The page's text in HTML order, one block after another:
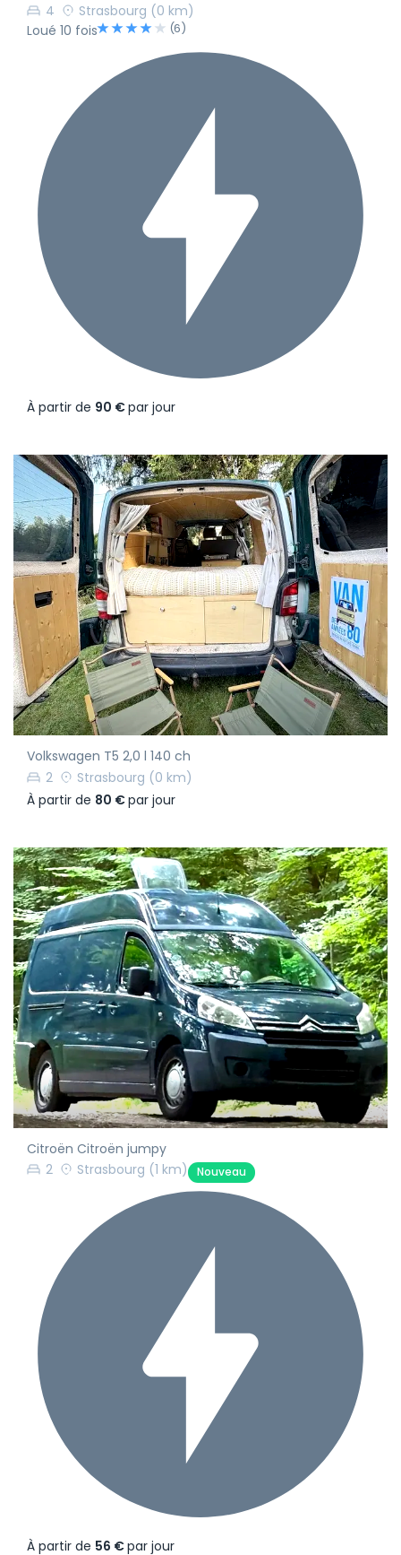
4
Strasbourg (0 km)
Loué 10 fois
(6)
À partir de 90 €par jour
Volkswagen T5 2,0 l 140 ch
2
Strasbourg (0 km)
À partir de 80 €par jour
Citroën Citroën jumpy
2
Strasbourg (1 km) Nouveau
À partir de 56 €par jour